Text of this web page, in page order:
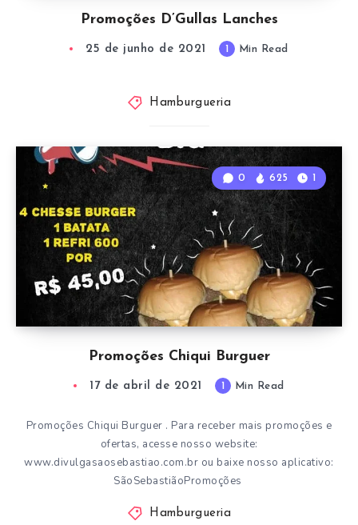
Promoções D’Gullas Lanches
25 de junho de 2021 1 Min Read
Hamburgueria
Promoções Chiqui Burguer
0 625 1
17 de abril de 2021 1 Min Read
Promoções Chiqui Burguer . Para receber mais promoções e
ofertas, acesse nosso website:
www.divulgasaosebastiao.com.br ou baixe nosso aplicativo:
SãoSebastiãoPromoções
Hamburgueria